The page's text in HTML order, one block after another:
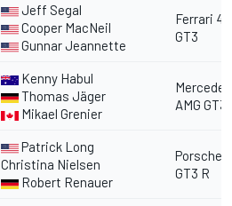
Jeff Segal
Cooper MacNeil
Gunnar Jeannette
Ferrari
GT3
Kenny Habul
Thomas Jäger
Mikael Grenier
AMG GT3
Patrick Long
Christina Nielsen
Robert Renauer
Porsche
GT3 R